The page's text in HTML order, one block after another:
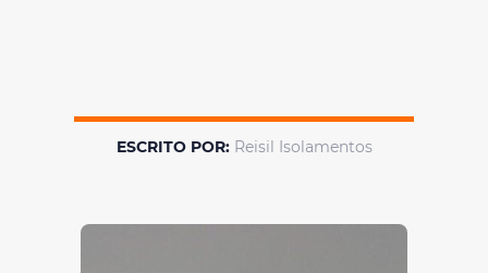
ESCRITO POR: Reisil Isolamentos